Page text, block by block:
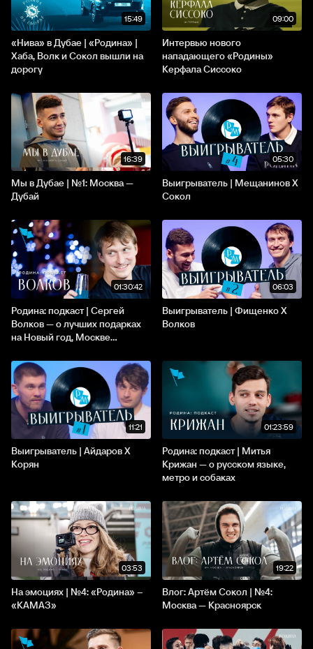
15:49
«Нива» в Дубае | «Родина» |
Хаба, Волк и Сокол вышли на
дорогу
09:00
Интервью нового
нападающего «Родины»
Керфала Сиссоко
16:39
Мы в Дубае | №1: Москва —
Дубай
05:30
Выигрыватель | Мещанинов X
Сокол
01:30:42
Родина: подкаст | Сергей
Волков — о лучших подарках
на Новый год, Москве...
06:03
Выигрыватель | Фищенко X
Волков
11:21
Выигрыватель | Айдаров X
Корян
01:23:59
Родина: подкаст | Митья
Крижан — о русском языке,
метро и собаках
03:53
На эмоциях | №4: «Родина» –
«КАМАЗ»
19:22
Влог: Артём Сокол | №4:
Москва — Красноярск